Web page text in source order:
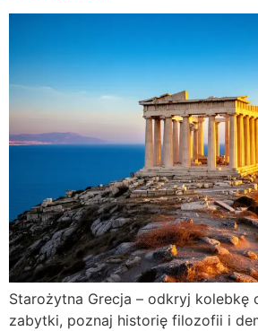
Starożytna Grecja – odkryj kolebkę
zabytki, poznaj historię filozofii i